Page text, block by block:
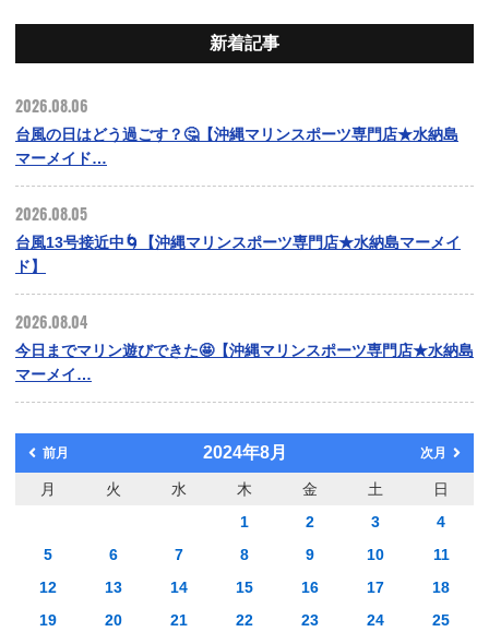
新着記事
2026.08.06
台風の日はどう過ごす？🤔【沖縄マリンスポーツ専門店★水納島
マーメイド…
2026.08.05
台風13号接近中🌀【沖縄マリンスポーツ専門店★水納島マーメイ
ド】
2026.08.04
今日までマリン遊びできた🤩【沖縄マリンスポーツ専門店★水納島
マーメイ…
前月 2024年8月 次月
月 火 水 木 金 土
日
1
2 3
4
5
6 7 8 9 10
11
12
13 14 15 16 17
18
19
20 21 22 23 24 25